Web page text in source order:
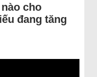
cho
đang tăng